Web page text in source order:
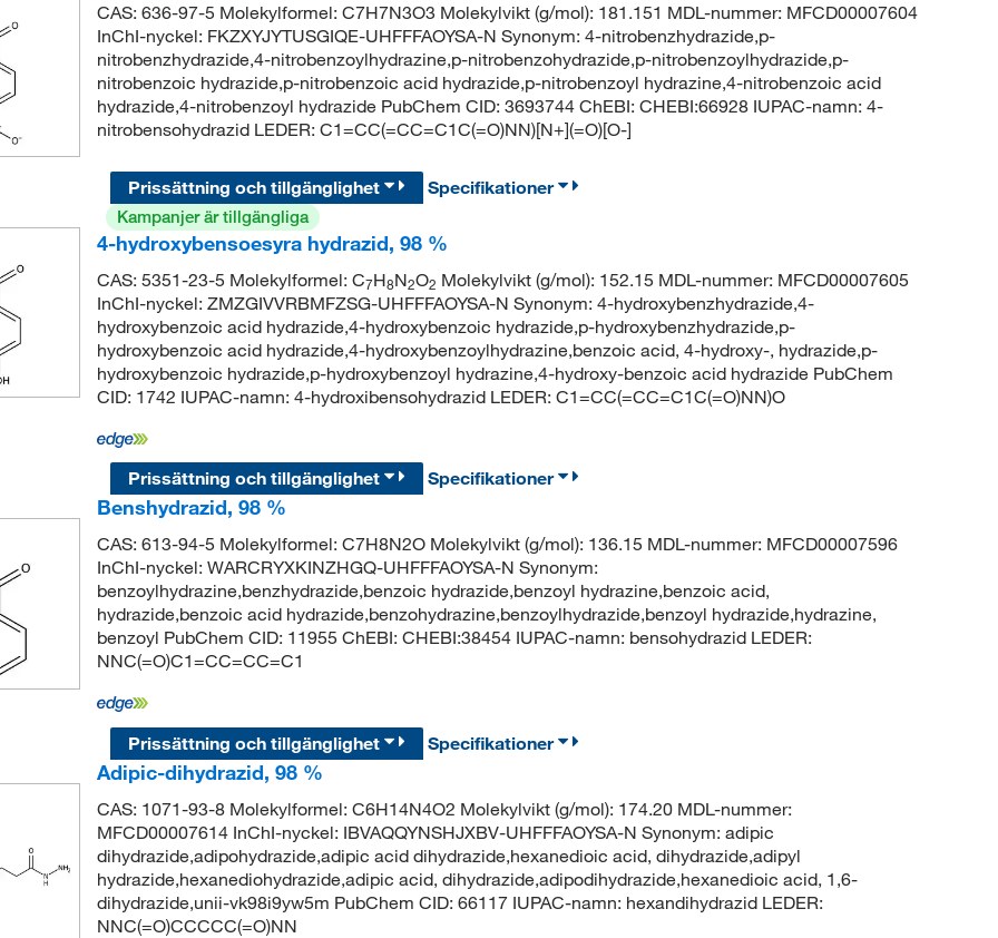
CAS: 636-97-5 Molekylformel: C7H7N3O3 Molekylvikt (g/mol): 181.151 MDL-nummer: MFCD00007604
InChI-nyckel: FKZXYJYTUSGIQE-UHFFFAOYSA-N Synonym: 4-nitrobenzhydrazide,p-
nitrobenzhydrazide,4-nitrobenzoylhydrazine,p-nitrobenzohydrazide,p-nitrobenzoylhydrazide,p-
nitrobenzoic hydrazide,p-nitrobenzoic acid hydrazide,p-nitrobenzoyl hydrazine,4-nitrobenzoic acid
hydrazide,4-nitrobenzoyl hydrazide PubChem CID: 3693744 ChEBI: CHEBI:66928 IUPAC-namn: 4-
nitrobensohydrazid LEDER: C1=CC(=CC=C1C(=O)NN)[N+](=O)[O-]
Prissättning och tillgänglighet
Specifikationer
Kampanjer är tillgängliga
4-hydroxybensoesyra hydrazid, 98 %
CAS: 5351-23-5 Molekylformel: C7H8N2O2 Molekylvikt (g/mol): 152.15 MDL-nummer: MFCD00007605
InChI-nyckel: ZMZGIVVRBMFZSG-UHFFFAOYSA-N Synonym: 4-hydroxybenzhydrazide,4-
hydroxybenzoic acid hydrazide,4-hydroxybenzoic hydrazide,p-hydroxybenzhydrazide,p-
hydroxybenzoic acid hydrazide,4-hydroxybenzoylhydrazine,benzoic acid, 4-hydroxy-, hydrazide,p-
hydroxybenzoic hydrazide,p-hydroxybenzoyl hydrazine,4-hydroxy-benzoic acid hydrazide PubChem
CID: 1742 IUPAC-namn: 4-hydroxibensohydrazid LEDER: C1=CC(=CC=C1C(=O)NN)O
Prissättning och tillgänglighet
Specifikationer
Benshydrazid, 98 %
CAS: 613-94-5 Molekylformel: C7H8N2O Molekylvikt (g/mol): 136.15 MDL-nummer: MFCD00007596
InChI-nyckel: WARCRYXKINZHGQ-UHFFFAOYSA-N Synonym:
benzoylhydrazine,benzhydrazide,benzoic hydrazide,benzoyl hydrazine,benzoic acid,
hydrazide,benzoic acid hydrazide,benzohydrazine,benzoylhydrazide,benzoyl hydrazide,hydrazine,
benzoyl PubChem CID: 11955 ChEBI: CHEBI:38454 IUPAC-namn: bensohydrazid LEDER:
NNC(=O)C1=CC=CC=C1
Prissättning och tillgänglighet
Specifikationer
Adipic-dihydrazid, 98 %
CAS: 1071-93-8 Molekylformel: C6H14N4O2 Molekylvikt (g/mol): 174.20 MDL-nummer:
MFCD00007614 InChI-nyckel: IBVAQQYNSHJXBV-UHFFFAOYSA-N Synonym: adipic
dihydrazide,adipohydrazide,adipic acid dihydrazide,hexanedioic acid, dihydrazide,adipyl
hydrazide,hexanediohydrazide,adipic acid, dihydrazide,adipodihydrazide,hexanedioic acid, 1,6-
dihydrazide,unii-vk98i9yw5m PubChem CID: 66117 IUPAC-namn: hexandihydrazid LEDER:
NNC(=O)CCCCC(=O)NN